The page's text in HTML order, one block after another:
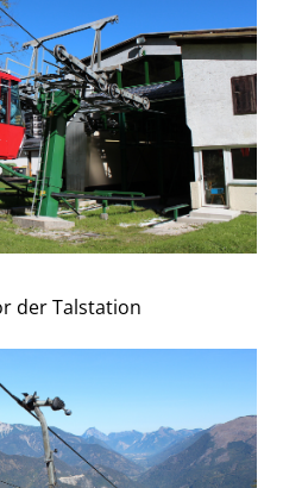
der Talstation